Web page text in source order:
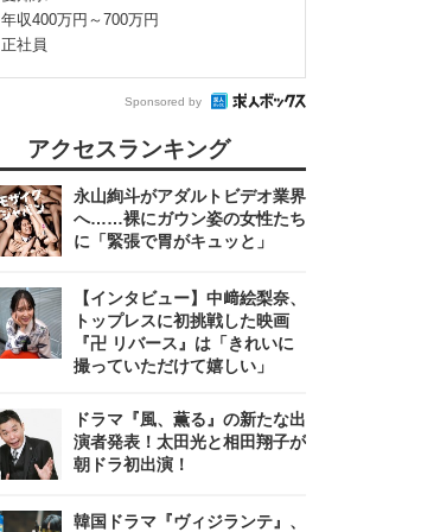
年収400万円～700万円
正社員
Sponsored by
アクセスランキング
永山絢斗がアダルトビデオ業界
へ……裸にガウン姿の女性たち
に「緊張で胃がキュッと」
【インタビュー】中﨑絵梨奈、
トップレスに初挑戦した映画
『卍 リバース』は「きれいに
撮っていただけて嬉しい」
ドラマ『風、薫る』の新たな出
演者発表！太田光と相田翔子が
朝ドラ初出演！
韓国ドラマ『ヴィジランテ』、